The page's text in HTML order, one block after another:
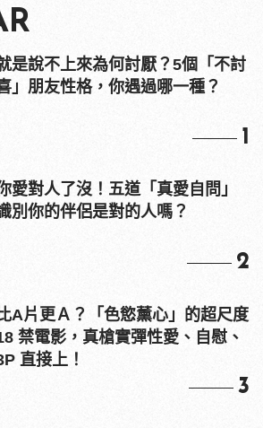
是說不上來為何討厭？5個「不討
」朋友性格，你遇過哪一種？
1
愛對人了沒！五道「真愛自問」
別你的伴侶是對的人嗎？
2
比A片更Ａ？「色慾薰心」的超尺度
禁電影，真槍實彈性愛、自慰、
直接上！
3